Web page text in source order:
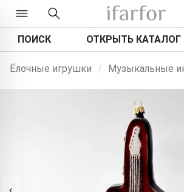
ПОИСК ОТКРЫТЬ КАТАЛОГ
Ёлочные игрушки / Музыкальные
‹